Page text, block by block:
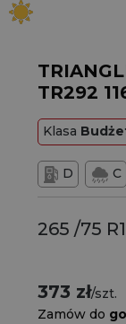
TR292
Klasa
D C
265 /75
373 zł/szt.
Zamów do